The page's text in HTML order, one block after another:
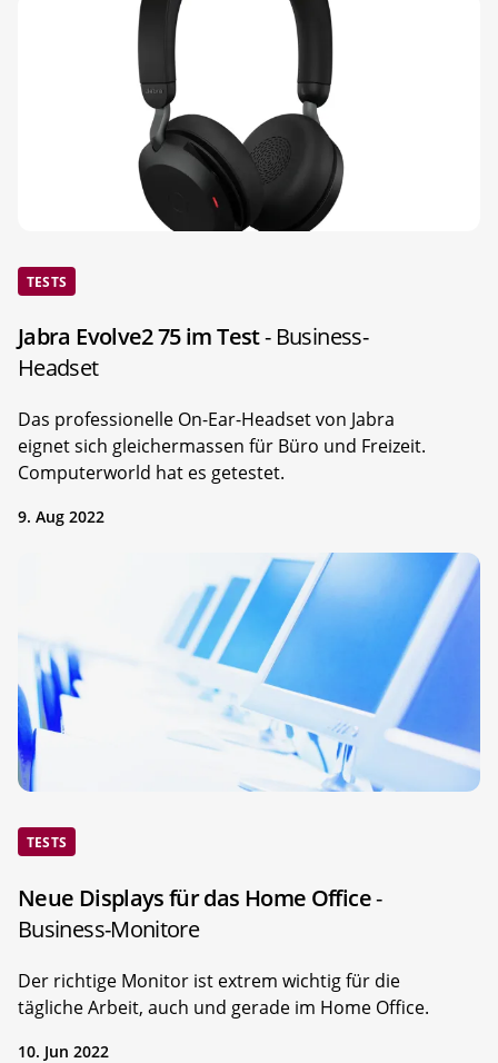
TESTS
Jabra Evolve2 75 im Test- Business-
Headset
Das professionelle On-Ear-Headset von Jabra
eignet sich gleichermassen für Büro und Freizeit.
Computerworld hat es getestet.
9. Aug 2022
TESTS
Neue Displays für das Home Office-
Business-Monitore
Der richtige Monitor ist extrem wichtig für die
tägliche Arbeit, auch und gerade im Home Office.
10. Jun 2022